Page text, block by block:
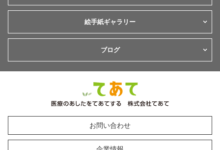
絵手紙ギャラリー
ブログ
お問い合わせ